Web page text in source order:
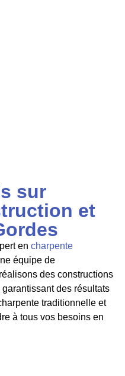
sur
et
en charpente
équipe de
des constructions
des résultats
traditionnelle et
à tous vos besoins en